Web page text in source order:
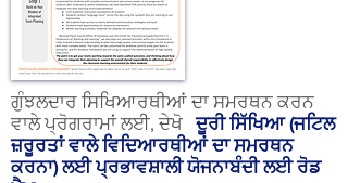
ਗੁੰਝਲਦਾਰ ਸਿਖਿਆਰਥੀਆਂ ਦਾ ਸਮਰਥਨ ਕਰਨ
ਵਾਲੇ ਪ੍ਰੋਗਰਾਮਾਂ ਲਈ, ਦੇਖੋ
ਦੂਰੀ ਸਿੱਖਿਆ (ਜਟਿਲ
ਜ਼ਰੂਰਤਾਂ ਵਾਲੇ ਵਿਦਿਆਰਥੀਆਂ ਦਾ ਸਮਰਥਨ
ਕਰਨਾ) ਲਈ ਪ੍ਰਭਾਵਸ਼ਾਲੀ ਯੋਜਨਾਬੰਦੀ ਲਈ ਰੋਡ